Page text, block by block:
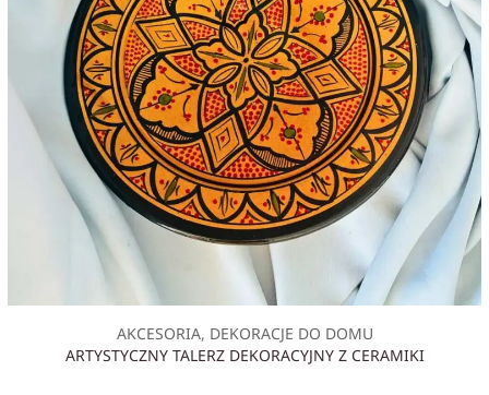
AKCESORIA, DEKORACJE DO DOMU
ARTYSTYCZNY TALERZ DEKORACYJNY Z CERAMIKI